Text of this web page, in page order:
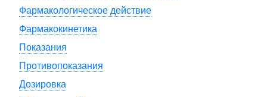
Фармакологическое действие
Фармакокинетика
Показания
Противопоказания
Дозировка